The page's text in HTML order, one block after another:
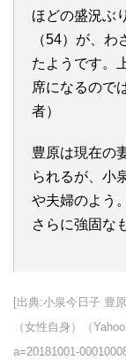
ほどの盛況ぶ
（54）が、
たようです。
席になるので
者）
豊原は現在の
られるが、小
や夫婦のよう
さらに強固な
[出典:小泉今日子 豊
（女性自身）（
a=20181001-